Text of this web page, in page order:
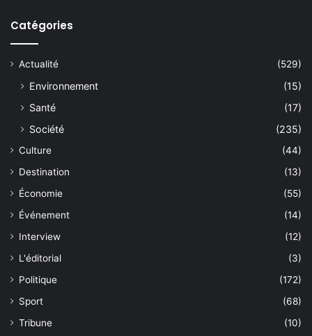
Catégories
Actualité (529)
Environnement
(15)
Santé
(17)
Société
(235)
Culture
(44)
Destination
(13)
Économie
(55)
Événement
(14)
Interview
(12)
L'éditorial
(3)
Politique
(172)
Sport
(68)
Tribune
(10)